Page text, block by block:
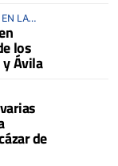
EN LA
los
Ávila
de